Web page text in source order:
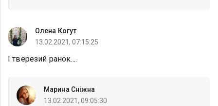
Олена Когут
13.02.2021, 07:15:25
І тверезий ранок....
Марина Сніжна
13.02.2021, 09:05:30